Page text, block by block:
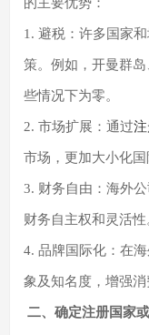
的主要优势：
1. 避税：许多国家
策。例如，开曼群
些情况下为零。
2. 市场扩展：通过注
市场，更加大小化国
3. 财务自由：海外
财务自主权和灵活性
4. 品牌国际化：在
象及知名度，增强消
二、确定注册国家